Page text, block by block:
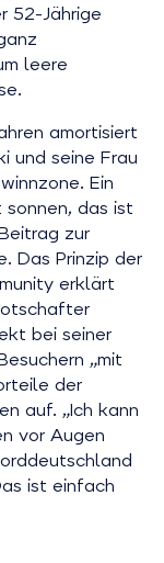
52-Jährige
leere
amortisiert
und seine Frau
Ein
das ist
zur
Das Prinzip der
erklärt
bei seiner
„mit
der
auf. „Ich kann
vor Augen
ist einfach